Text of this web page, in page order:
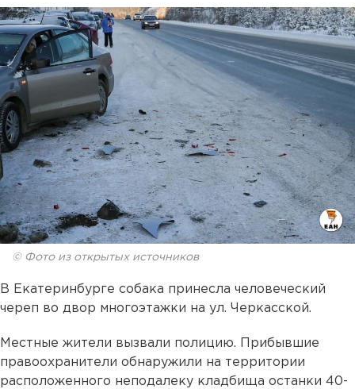
© Фото из открытых источников
В Екатеринбурге собака принесла человеческий
череп во двор многоэтажки на ул. Черкасской.
Местные жители вызвали полицию. Прибывшие
правоохранители обнаружили на территории
расположенного неподалеку кладбища останки 40-